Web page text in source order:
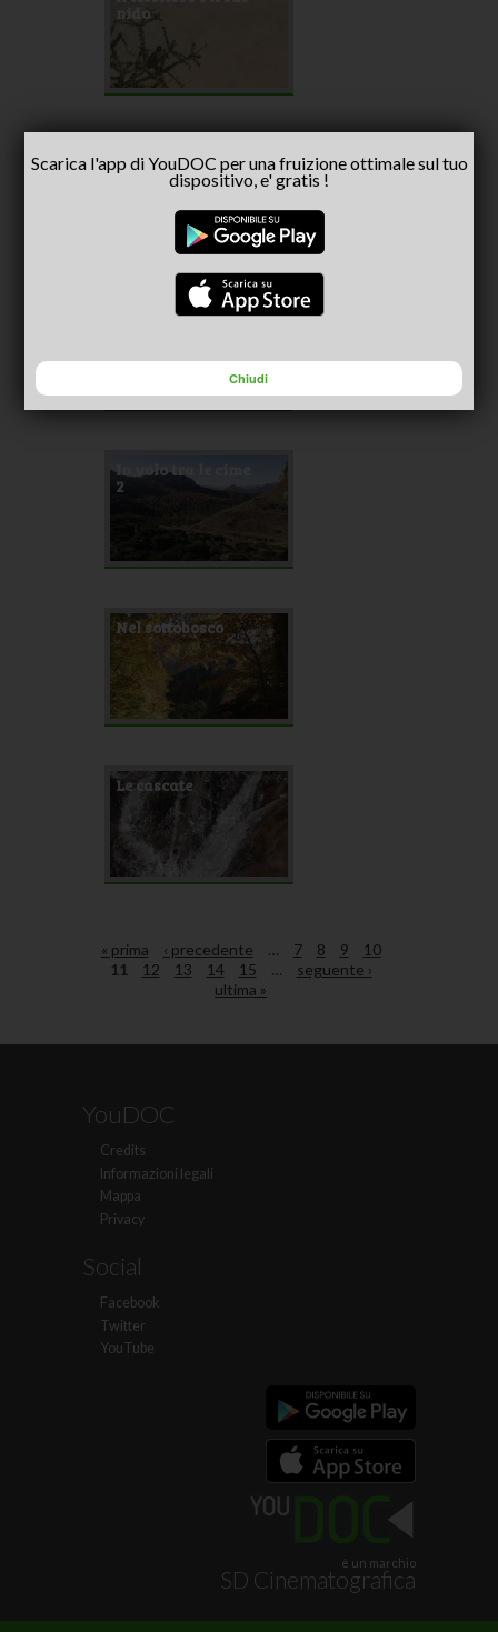
nido
Il volo delle
anatre
Le folaghe
In volo tra le cime
2
Nel sottobosco
Le cascate
« prima ‹ precedente … 7 8 9
10
11
12 13 14 15 …
seguente ›
ultima »
YouDOC
Credits
Informazioni legali
Mappa
Privacy
Social
Facebook
Twitter
YouTube
è un marchio
SD Cinematografica
Scarica l'app di YouDOC per una fruizione ottimale sul tuo
dispositivo, e' gratis !
Chiudi